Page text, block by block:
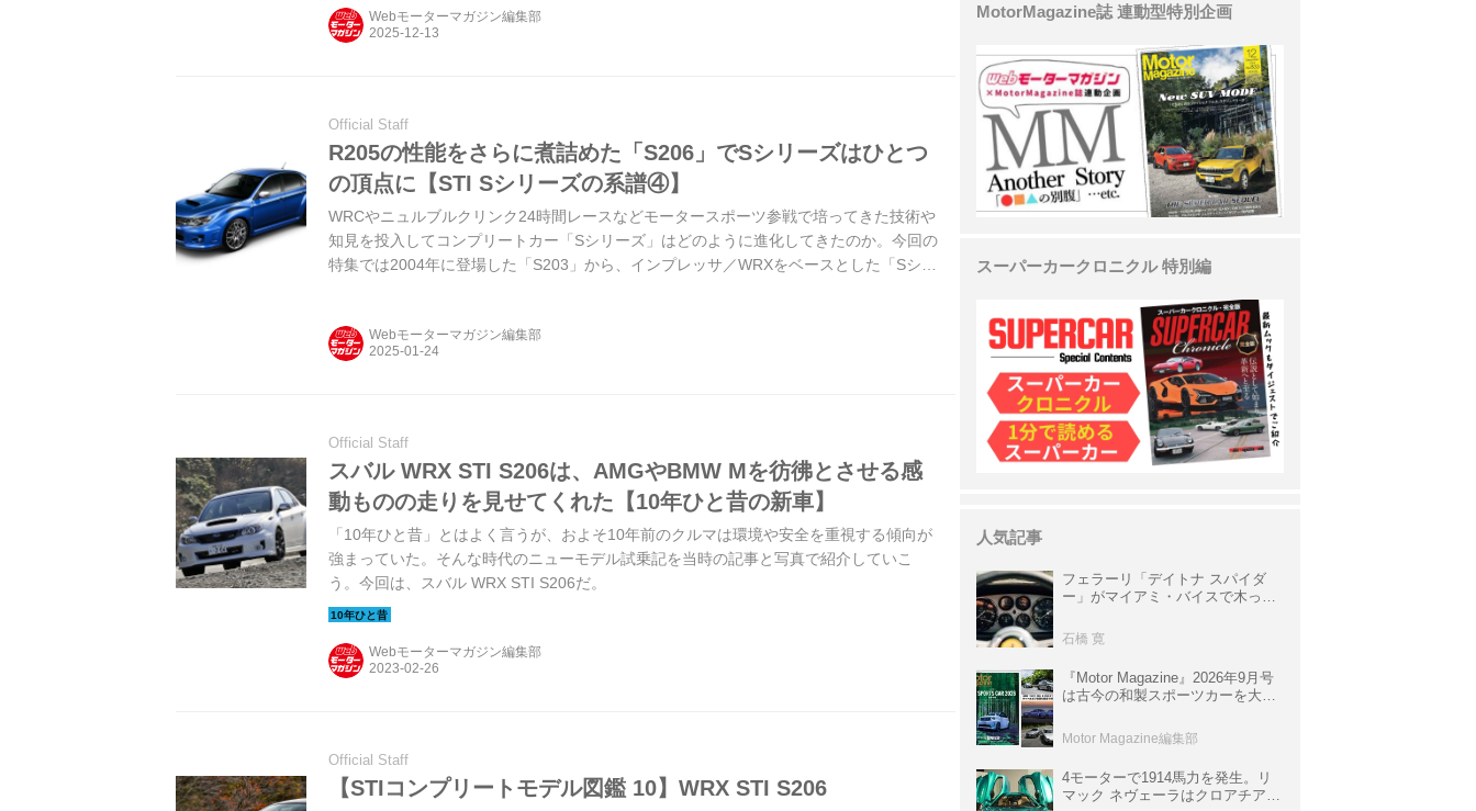
国内試乗会の模様を振り返ってみよう。（以下の試乗記は、Motor Magazine 2012年2月
号より）
Webモーターマガジン編集部
Official Staff
R205の性能をさらに煮詰めた「S206」でSシリーズはひとつ
の頂点に【STI Sシリーズの系譜④】
WRCやニュルブルクリンク24時間レースなどモータースポーツ参戦で培ってきた技術や
知見を投入してコンプリートカー「Sシリーズ」はどのように進化してきたのか。今回の
特集では2004年に登場した「S203」から、インプレッサ／WRXをベースとした「Sシリ
Webモーターマガジン編集部
Official Staff
スバル WRX STI S206は、AMGやBMW Mを彷彿とさせる感
動ものの走りを見せてくれた【10年ひと昔の新車】
「10年ひと昔」とはよく言うが、およそ10年前のクルマは環境や安全を重視する傾向が
強まっていた。そんな時代のニューモデル試乗記を当時の記事と写真で紹介していこ
う。今回は、スバル WRX STI S206だ。
Webモーターマガジン編集部
Official Staff
【STIコンプリートモデル図鑑 10】WRX STI S206
MotorMagazine誌 連動型特別企画
スーパーカークロニクル 特別編
人気記事
フェラーリ「デイトナ スパイダ
ー」がマイアミ・バイスで木っ端
サ」に化けた理由
石橋 寛
『Motor Magazine』2026年9月号
は古今の和製スポーツカーを大特
情報も満載
Motor Magazine編集部
4モーターで1914馬力を発生。リ
マック ネヴェーラはクロアチア発